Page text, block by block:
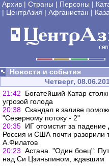
Архив | Страны | Персоны |
| ЦентрАзия | Афганистан |
Новости и события
Четверг,
21:42
Богатейший Катар
угрозой голода
20:38 Скандал в заливе
"Северному потоку - 2"
20:35 ИГ отомстит за падение
Россия и США почти разорили
А.Филатов
20:23 Астана. "Один боец":
над Си Цзиньпином, ждавшим